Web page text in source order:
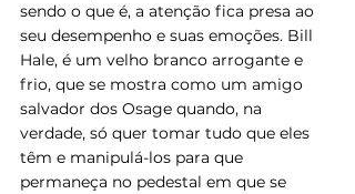
sendo o que é, a atenção fica presa ao
seu desempenho e suas emoções. Bill
Hale, é um velho branco arrogante e
frio, que se mostra como um amigo
salvador dos Osage quando, na
verdade, só quer tomar tudo que eles
têm e manipulá-los para que
permaneça no pedestal em que se